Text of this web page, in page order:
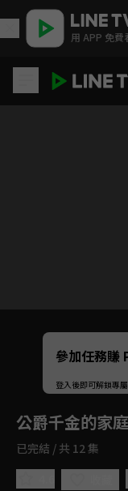
用 APP 免費
Unmute
如有不便
參加任務賺
登入後即可解鎖專
公爵千金的家
已完結 / 共 12 集